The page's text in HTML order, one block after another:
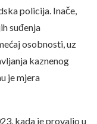
policija. Inače,
suđenja
osobnosti, uz
kaznenog
je mjera
kada je provalio u